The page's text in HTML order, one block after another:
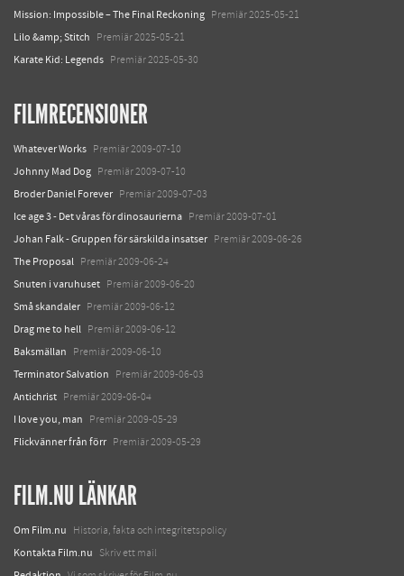
Mission: Impossible – The Final Reckoning Premiär 2025-05-21
Lilo &amp; Stitch Premiär 2025-05-21
Karate Kid: Legends Premiär 2025-05-30
FILMRECENSIONER
Whatever Works Premiär 2009-07-10
Johnny Mad Dog Premiär 2009-07-10
Broder Daniel Forever Premiär 2009-07-03
Ice age 3 - Det våras för dinosaurierna Premiär 2009-07-01
Johan Falk - Gruppen för särskilda insatser Premiär 2009-06-26
The Proposal Premiär 2009-06-24
Snuten i varuhuset Premiär 2009-06-20
Små skandaler Premiär 2009-06-12
Drag me to hell Premiär 2009-06-12
Baksmällan Premiär 2009-06-10
Terminator Salvation Premiär 2009-06-03
Antichrist Premiär 2009-06-04
I love you, man Premiär 2009-05-29
Flickvänner från förr Premiär 2009-05-29
FILM.NU LÄNKAR
Om Film.nu Historia, fakta och integritetspolicy
Kontakta Film.nu Skriv ett mail